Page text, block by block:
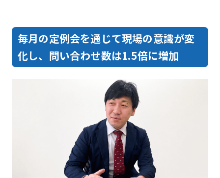
毎月の定例会を通じて現場の意識が変
化し、問い合わせ数は1.5倍に増加